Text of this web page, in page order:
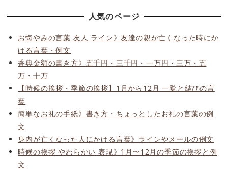
人気のページ
お悔やみの言葉 友人 ライン》友達の親が亡くなった時にか
ける言葉・例文
香典金額の書き方》五千円・三千円・一万円・三万・五
万・十万
【時候の挨拶・季節の挨拶】1月から12月 一覧と結びの言
葉
簡単なお礼の手紙》書き方・ちょっとしたお礼の言葉の例
文
身内が亡くなった人にかける言葉》ラインやメールの例文
時候の挨拶 やわらかい 表現》1月〜12月の季節の挨拶と例
文